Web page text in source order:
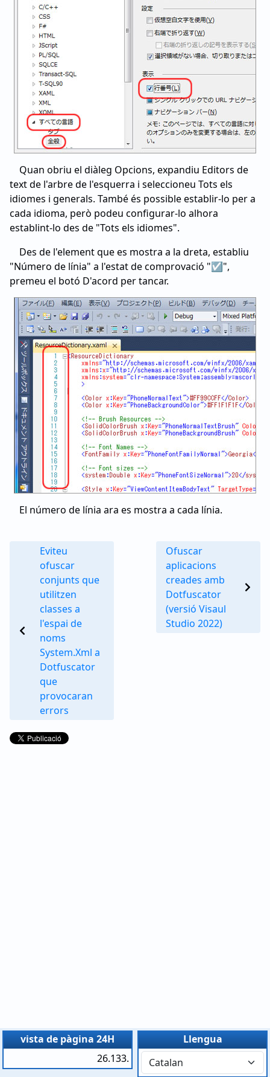
Quan obriu el diàleg Opcions, expandiu Editors de
text de l'arbre de l'esquerra i seleccioneu Tots els
idiomes i generals. També és possible establir-lo per a
cada idioma, però podeu configurar-lo alhora
establint-lo des de "Tots els idiomes".
Des de l'element que es mostra a la dreta, establiu
"Número de línia" a l'estat de comprovació "☑",
premeu el botó D'acord per tancar.
El número de línia ara es mostra a cada línia.
Eviteu
ofuscar
conjunts que
utilitzen
classes a
l'espai de
noms
System.Xml a
Dotfuscator
que
provocaran
errors
Ofuscar
aplicacions
creades amb
Dotfuscator
(versió Visaul
Studio 2022)
vista de pàgina 24H
26.133.
Llengua